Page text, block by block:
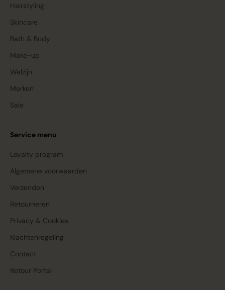
Hairstyling
Skincare
Bath & Body
Make-up
Welzijn
Merken
Sale
Service menu
Loyalty program
Algemene voorwaarden
Verzenden
Retourneren
Privacy & Cookies
Klachtenregeling
Contact
Retour Portal